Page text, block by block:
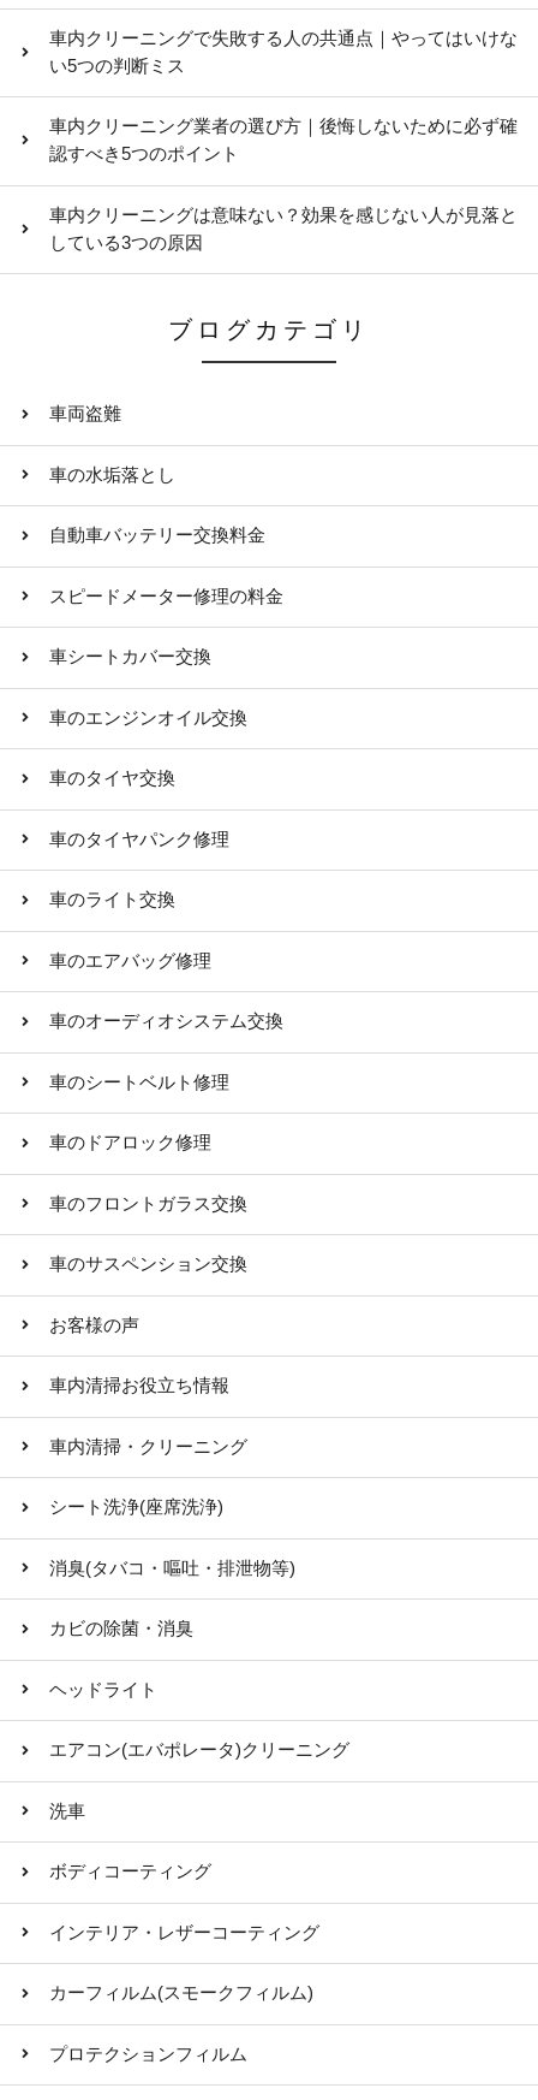
車内クリーニングで失敗する人の共通点｜やってはいけな
い5つの判断ミス
車内クリーニング業者の選び方｜後悔しないために必ず確
認すべき5つのポイント
車内クリーニングは意味ない？効果を感じない人が見落と
している3つの原因
ブログカテゴリ
車両盗難
車の水垢落とし
自動車バッテリー交換料金
スピードメーター修理の料金
車シートカバー交換
車のエンジンオイル交換
車のタイヤ交換
車のタイヤパンク修理
車のライト交換
車のエアバッグ修理
車のオーディオシステム交換
車のシートベルト修理
車のドアロック修理
車のフロントガラス交換
車のサスペンション交換
お客様の声
車内清掃お役立ち情報
車内清掃・クリーニング
シート洗浄(座席洗浄)
消臭(タバコ・嘔吐・排泄物等)
カビの除菌・消臭
ヘッドライト
エアコン(エバポレータ)クリーニング
洗車
ボディコーティング
インテリア・レザーコーティング
カーフィルム(スモークフィルム)
プロテクションフィルム